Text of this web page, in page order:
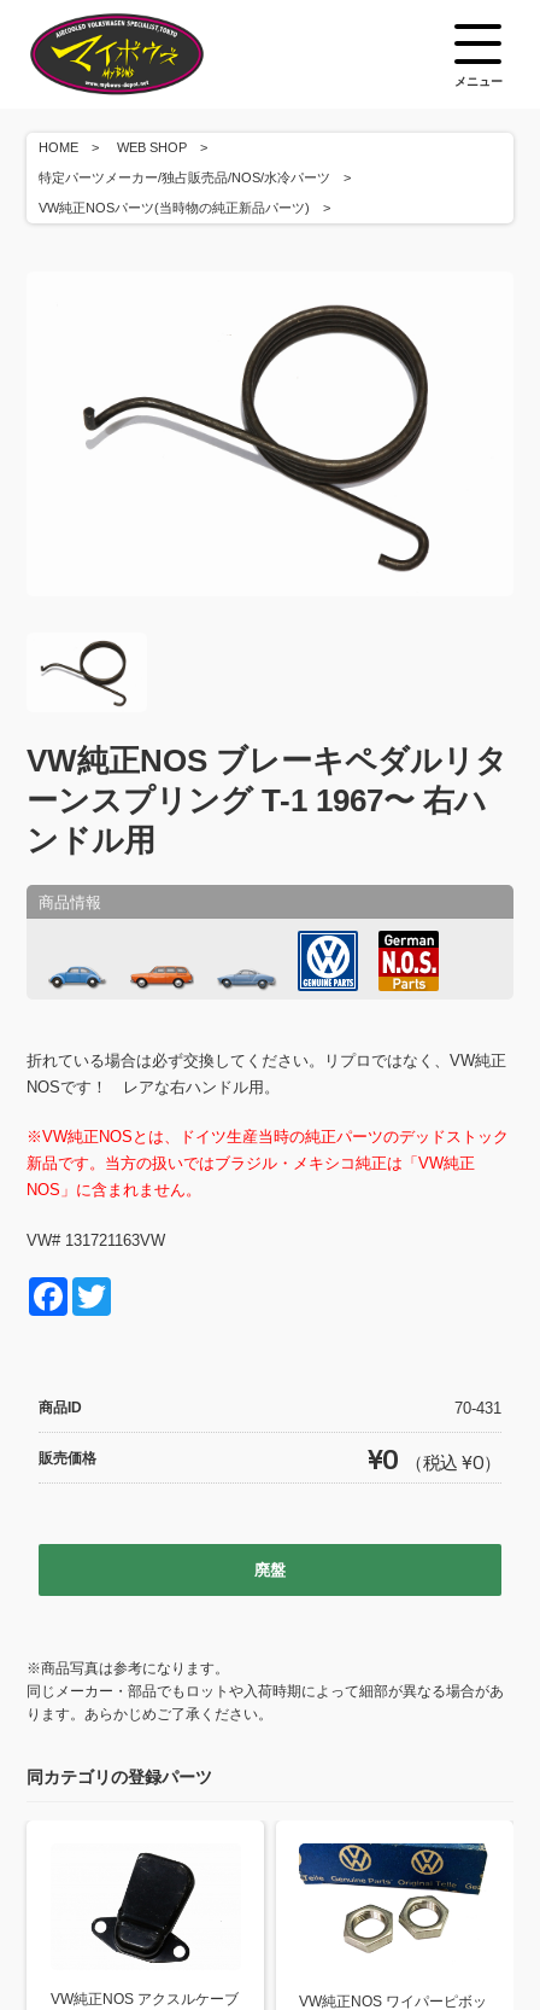
メニュー
HOME WEB SHOP
特定パーツメーカー/独占販売品/NOS/水冷パーツ
VW純正NOSパーツ(当時物の純正新品パーツ)
VW純正NOS ブレーキペダルリタ
ーンスプリング T-1 1967〜 右ハ
ンドル用
折れている場合は必ず交換してください。リプロではなく、VW純正
NOSです！ レアな右ハンドル用。
※VW純正NOSとは、ドイツ生産当時の純正パーツのデッドストック
新品です。当方の扱いではブラジル・メキシコ純正は「VW純正
NOS」に含まれません。
VW# 131721163VW
F
e
b
o
商品ID 70-431
販売価格 ¥0 （税込 ¥0）
廃盤
※商品写真は参考になります。
同じメーカー・部品でもロットや入荷時期によって細部が異なる場合があ
ります。あらかじめご了承ください。
同カテゴリの登録パーツ
VW純正NOS アクスルケーブ
VW純正NOS ワイパーピボッ